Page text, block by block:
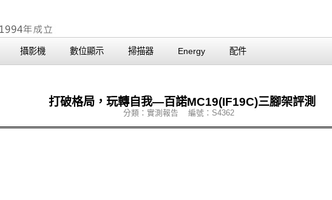
攝影機 數位顯示 掃描器 Energy 配件
打破格局，玩轉自我—百諾MC19(IF19C)三腳架評測
分類：實測報告 編號：S4362